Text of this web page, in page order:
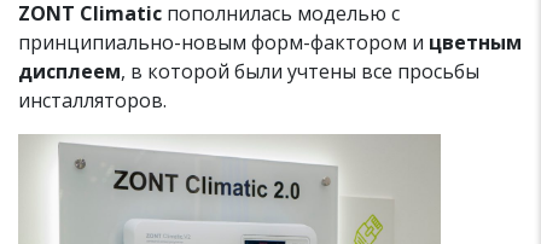
ZONT Climatic пополнилась моделью с
принципиально-новым форм-фактором и цветным
дисплеем, в которой были учтены все просьбы
инсталляторов.